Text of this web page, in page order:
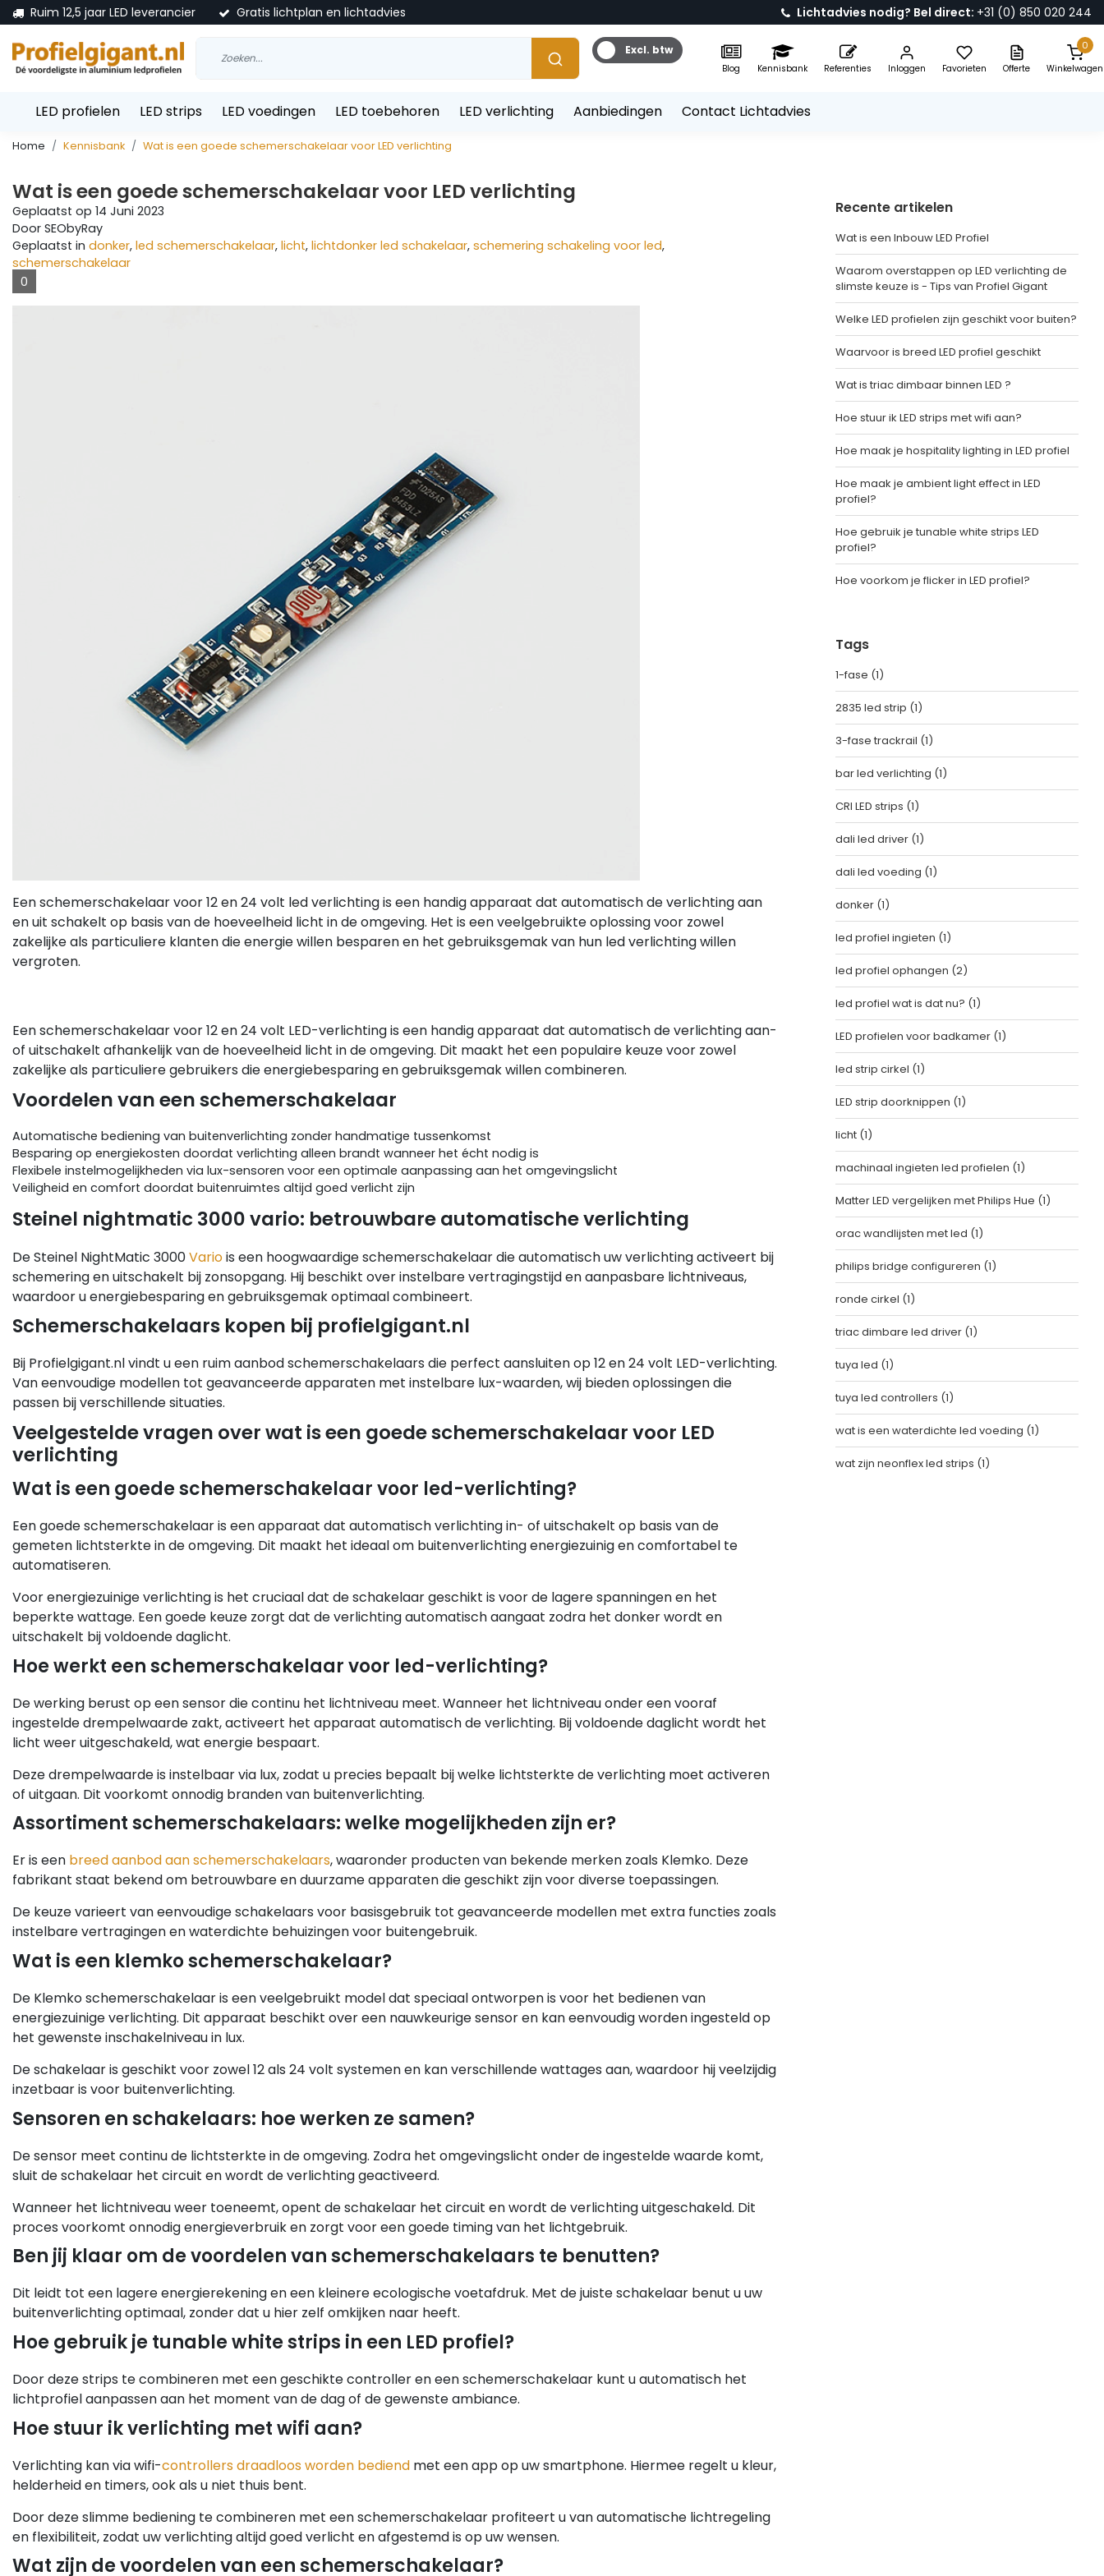
Ruim 12,5 jaar LED leverancier Gratis lichtplan en lichtadvies Lichtadvies nodig? Bel direct: +31 (0) 850 020 244
Excl. btw
Blog Kennisbank Referenties Inloggen Favorieten Offerte
0
Winkelwagen
LED profielen LED strips LED voedingen LED toebehoren LED verlichting Aanbiedingen Contact Lichtadvies
Home Kennisbank Wat is een goede schemerschakelaar voor LED verlichting
Wat is een goede schemerschakelaar voor LED verlichting
Geplaatst op 14 Juni 2023
Door SEObyRay
Geplaatst in donker, led schemerschakelaar, licht, lichtdonker led schakelaar, schemering schakeling voor led,
schemerschakelaar
0
Een schemerschakelaar voor 12 en 24 volt led verlichting is een handig apparaat dat automatisch de verlichting aan
en uit schakelt op basis van de hoeveelheid licht in de omgeving. Het is een veelgebruikte oplossing voor zowel
zakelijke als particuliere klanten die energie willen besparen en het gebruiksgemak van hun led verlichting willen
vergroten.
Een schemerschakelaar voor 12 en 24 volt LED-verlichting is een handig apparaat dat automatisch de verlichting aan-
of uitschakelt afhankelijk van de hoeveelheid licht in de omgeving. Dit maakt het een populaire keuze voor zowel
zakelijke als particuliere gebruikers die energiebesparing en gebruiksgemak willen combineren.
Voordelen van een schemerschakelaar
Automatische bediening van buitenverlichting zonder handmatige tussenkomst
Besparing op energiekosten doordat verlichting alleen brandt wanneer het écht nodig is
Flexibele instelmogelijkheden via lux-sensoren voor een optimale aanpassing aan het omgevingslicht
Veiligheid en comfort doordat buitenruimtes altijd goed verlicht zijn
Steinel nightmatic 3000 vario: betrouwbare automatische verlichting
De Steinel NightMatic 3000Variois een hoogwaardige schemerschakelaar die automatisch uw verlichting activeert bij
schemering en uitschakelt bij zonsopgang. Hij beschikt over instelbare vertragingstijd en aanpasbare lichtniveaus,
waardoor u energiebesparing en gebruiksgemak optimaal combineert.
Schemerschakelaars kopen bij profielgigant.nl
Bij Profielgigant.nl vindt u een ruim aanbod schemerschakelaars die perfect aansluiten op 12 en 24 volt LED-verlichting.
Van eenvoudige modellen tot geavanceerde apparaten met instelbare lux-waarden, wij bieden oplossingen die
passen bij verschillende situaties.
Veelgestelde vragen over wat is een goede schemerschakelaar voor LED
verlichting
Wat is een goede schemerschakelaar voor led-verlichting?
Een goede schemerschakelaar is een apparaat dat automatisch verlichting in- of uitschakelt op basis van de
gemeten lichtsterkte in de omgeving. Dit maakt het ideaal om buitenverlichting energiezuinig en comfortabel te
automatiseren.
Voor energiezuinige verlichting is het cruciaal dat de schakelaar geschikt is voor de lagere spanningen en het
beperkte wattage. Een goede keuze zorgt dat de verlichting automatisch aangaat zodra het donker wordt en
uitschakelt bij voldoende daglicht.
Hoe werkt een schemerschakelaar voor led-verlichting?
De werking berust op een sensor die continu het lichtniveau meet. Wanneer het lichtniveau onder een vooraf
ingestelde drempelwaarde zakt, activeert het apparaat automatisch de verlichting. Bij voldoende daglicht wordt het
licht weer uitgeschakeld, wat energie bespaart.
Deze drempelwaarde is instelbaar via lux, zodat u precies bepaalt bij welke lichtsterkte de verlichting moet activeren
of uitgaan. Dit voorkomt onnodig branden van buitenverlichting.
Assortiment schemerschakelaars: welke mogelijkheden zijn er?
Er is een breed aanbod aan schemerschakelaars, waaronder producten van bekende merken zoals Klemko. Deze
fabrikant staat bekend om betrouwbare en duurzame apparaten die geschikt zijn voor diverse toepassingen.
De keuze varieert van eenvoudige schakelaars voor basisgebruik tot geavanceerde modellen met extra functies zoals
instelbare vertragingen en waterdichte behuizingen voor buitengebruik.
Wat is een klemko schemerschakelaar?
De Klemko schemerschakelaar is een veelgebruikt model dat speciaal ontworpen is voor het bedienen van
energiezuinige verlichting. Dit apparaat beschikt over een nauwkeurige sensor en kan eenvoudig worden ingesteld op
het gewenste inschakelniveau in lux.
De schakelaar is geschikt voor zowel 12 als 24 volt systemen en kan verschillende wattages aan, waardoor hij veelzijdig
inzetbaar is voor buitenverlichting.
Sensoren en schakelaars: hoe werken ze samen?
De sensor meet continu de lichtsterkte in de omgeving. Zodra het omgevingslicht onder de ingestelde waarde komt,
sluit de schakelaar het circuit en wordt de verlichting geactiveerd.
Wanneer het lichtniveau weer toeneemt, opent de schakelaar het circuit en wordt de verlichting uitgeschakeld. Dit
proces voorkomt onnodig energieverbruik en zorgt voor een goede timing van het lichtgebruik.
Ben jij klaar om de voordelen van schemerschakelaars te benutten?
Dit leidt tot een lagere energierekening en een kleinere ecologische voetafdruk. Met de juiste schakelaar benut u uw
buitenverlichting optimaal, zonder dat u hier zelf omkijken naar heeft.
Hoe gebruik je tunable white strips in een LED profiel?
Door deze strips te combineren met een geschikte controller en een schemerschakelaar kunt u automatisch het
lichtprofiel aanpassen aan het moment van de dag of de gewenste ambiance.
Hoe stuur ik verlichting met wifi aan?
Verlichting kan via wifi-controllers draadloos worden bediend met een app op uw smartphone. Hiermee regelt u kleur,
helderheid en timers, ook als u niet thuis bent.
Door deze slimme bediening te combineren met een schemerschakelaar profiteert u van automatische lichtregeling
en flexibiliteit, zodat uw verlichting altijd goed verlicht en afgestemd is op uw wensen.
Wat zijn de voordelen van een schemerschakelaar?
Recente artikelen
Wat is een Inbouw LED Profiel
Waarom overstappen op LED verlichting de
slimste keuze is - Tips van Profiel Gigant
Welke LED profielen zijn geschikt voor buiten?
Waarvoor is breed LED profiel geschikt
Wat is triac dimbaar binnen LED ?
Hoe stuur ik LED strips met wifi aan?
Hoe maak je hospitality lighting in LED profiel
Hoe maak je ambient light effect in LED
profiel?
Hoe gebruik je tunable white strips LED
profiel?
Hoe voorkom je flicker in LED profiel?
Tags
1-fase (1)
2835 led strip (1)
3-fase trackrail (1)
bar led verlichting (1)
CRI LED strips (1)
dali led driver (1)
dali led voeding (1)
donker (1)
led profiel ingieten (1)
led profiel ophangen (2)
led profiel wat is dat nu? (1)
LED profielen voor badkamer (1)
led strip cirkel (1)
LED strip doorknippen (1)
licht (1)
machinaal ingieten led profielen (1)
Matter LED vergelijken met Philips Hue (1)
orac wandlijsten met led (1)
philips bridge configureren (1)
ronde cirkel (1)
triac dimbare led driver (1)
tuya led (1)
tuya led controllers (1)
wat is een waterdichte led voeding (1)
wat zijn neonflex led strips (1)